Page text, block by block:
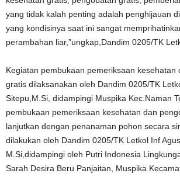
yang tidak kalah penting adalah penghijauan
yang kondisinya saat ini sangat
perambahan liar,”ungkap,Dandim 0205/TK
Kegiatan pembukaan pemeriksaan kesehatan
gratis dilaksanakan oleh Dandim 0205/TK
Sitepu,M.Si, didampingi Muspika Kec.Naman
pembukaan pemeriksaan kesehatan dan
lanjutkan dengan penanaman pohon secara
dilakukan oleh Dandim 0205/TK Letkol Inf
M.Si,didampingi oleh Putri Indonesia
Sarah Desira Beru Panjaitan, Muspika